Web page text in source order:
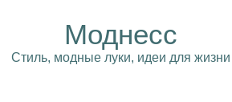
Моднесс
Стиль, модные луки, идеи для жизни